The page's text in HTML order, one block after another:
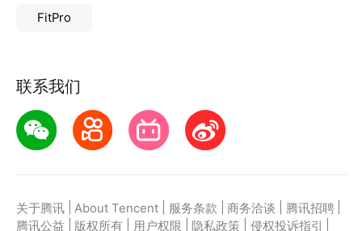
FitPro
联系我们
关于腾讯 About Tencent 服务条款 商务洽谈 腾讯招聘
腾讯公益
版权所有 用户权限 隐私政策 侵权投诉指引